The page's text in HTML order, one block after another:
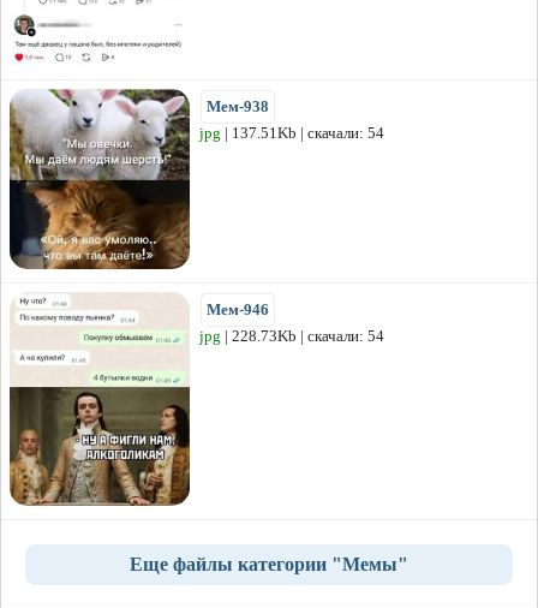
Мем-938
jpg | 137.51Kb | скачали: 54
Мем-946
jpg | 228.73Kb | скачали: 54
Еще файлы категории "Мемы"